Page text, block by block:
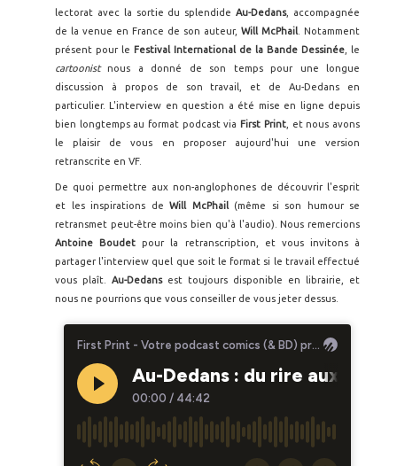
lectorat avec la sortie du splendideAu-Dedans, accompagnée
de la venue en France de son auteur, Will McPhail . Notamment
présent pour le Festival International de la Bande Dessinée , le
cartoonistnous a donné de son temps pour une longue
discussion à propos de son travail, et de Au-Dedans en
particulier. L'interview en question a été mise en ligne depuis
bien longtemps au format podcast via First Print, et nous avons
le plaisir de vous en proposer aujourd'hui une version
retranscrite en VF.
De quoi permettre aux non-anglophones de découvrir l'esprit
et les inspirations de Will McPhail (même si son humour se
retransmet peut-être moins bien qu'à l'audio). Nous remercions
Antoine Boudetpour la retranscription, et vous invitons à
partager l'interview quel que soit le format si le travail effectué
vous plaît. Au-Dedans est toujours disponible en librairie, et
nous ne pourrions que vous conseiller de vous jeter dessus.